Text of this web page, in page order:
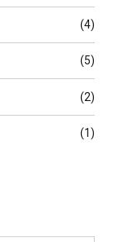
(4)
(5)
(2)
(1)